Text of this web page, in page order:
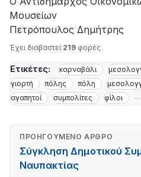
Μουσείων
Πετρόπουλος Δημήτρης
Έχει διαβαστεί 219 φορές
Ετικέτες: καρναβάλι
γιορτή
πόλης πόλη
αγαπητοί
συμπολίτες φίλοι
ΠΡΟΗΓΟΎΜΕΝΟ ΆΡΘΡΟ
Σύγκληση Δημοτικού
Ναυπακτίας